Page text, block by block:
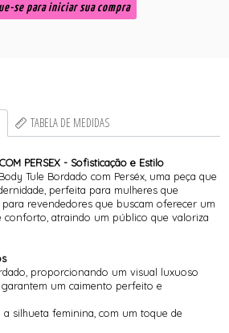
se para iniciar sua compra
TABELA DE MEDIDAS
PERSEX - Sofisticação e Estilo
Tule Bordado com Perséx, uma peça que
perfeita para mulheres que
para revendedores que buscam oferecer um
conforto, atraindo um público que valoriza
proporcionando um visual luxuoso
um caimento perfeito e
silhueta feminina, com um toque de